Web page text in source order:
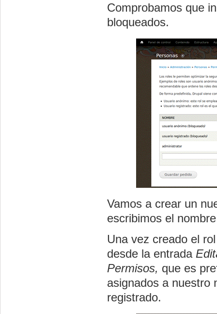
Comprobamos que
bloqueados.
Vamos a crear un
escribimos el
Una vez creado el
desde la entrada
Permisos, que es
asignados a nuestro
registrado.